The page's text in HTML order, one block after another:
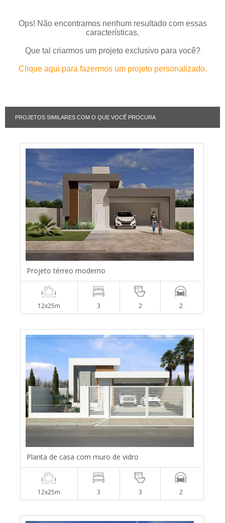
Ops! Não encontramos nenhum resultado com essas
características.
Que tal criarmos um projeto exclusivo para você?
Clique aqui para fazermos um projeto personalizado.
PROJETOS SIMILARES COM O QUE VOCÊ PROCURA
Projeto térreo moderno
12x25m 3 2 2
Planta de casa com muro de vidro
12x25m 3 3 2